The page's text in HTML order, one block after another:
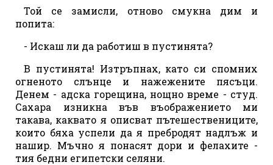
Той се замисли, отново смукна дим и
попита:
- Искаш ли да работиш в пустинята?
В пустинята! Изтръпнах, като си спомних
огненото слънце и нажежените пясъци.
Денем - адска горещина, нощно време - студ.
Сахара изникна във въображението ми
такава, каквато я описват пътешествениците,
които бяха успели да я пребродят надлъж и
нашир. Мъчно я понасят дори и фелахите -
тия бедни египетски селяни.